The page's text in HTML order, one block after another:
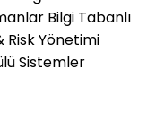
Bilgi Tabanlı
Risk Yönetimi
Sistemler